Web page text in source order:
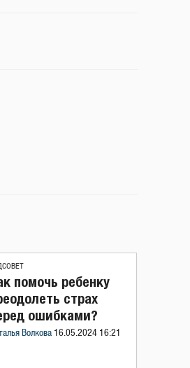
помочь ребенку
страх
ошибками?
Волкова 16.05.2024 16:21